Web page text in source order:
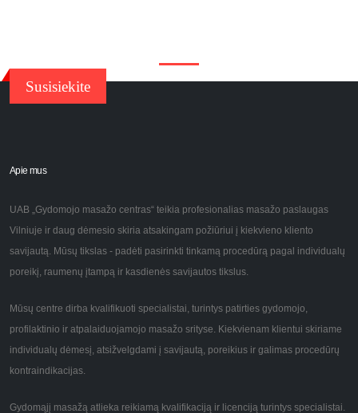
Susisiekite
Apie mus
UAB „Gydomojo masažo centras“ teikia profesionalias masažo paslaugas
Vilniuje ir daug dėmesio skiria atsakingam požiūriui į kiekvieno kliento
savijautą. Mūsų tikslas - padėti pasirinkti tinkamą procedūrą pagal individualų
poreikį, raumenų įtampą ir kasdienės savijautos tikslus.
Mūsų centre dirba kvalifikuoti specialistai, turintys patirties gydomojo,
profilaktinio ir atpalaiduojamojo masažo srityse. Kiekvienam klientui skiriame
individualų dėmesį, atsižvelgdami į savijautą, poreikius ir galimas procedūrų
kontraindikacijas.
Gydomąjį masažą atlieka reikiamą kvalifikaciją ir licenciją turintys specialistai.